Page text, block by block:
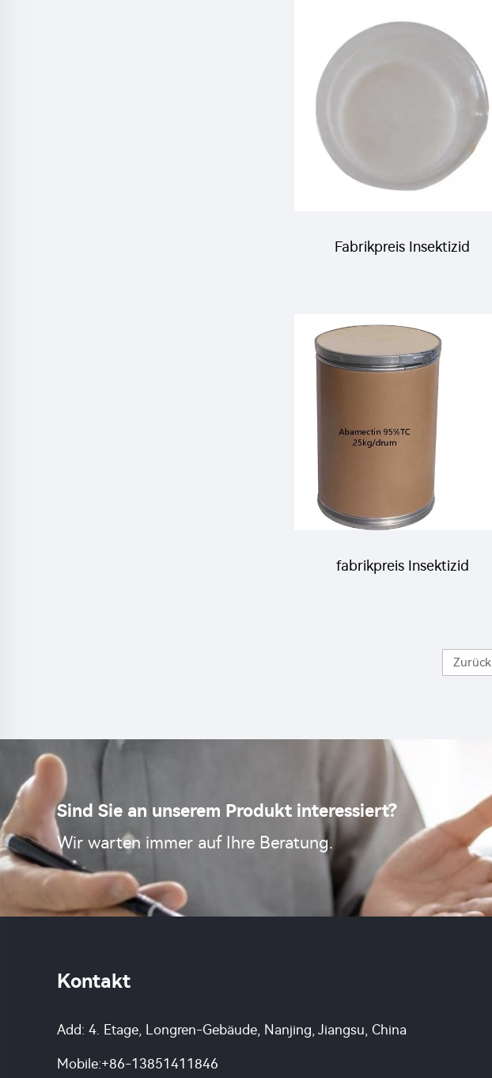
Cyhalothrin + 14.1%
Thiamethoxam SC
Fabrikpreis Insektizid
Cyfluthrin + 240g/L
Chlorfenapyr SC mit hoher
Qualität
fabrikpreis Insektizid
Abamectin 95%TC mit hoher
Zurück
Sind Sie an unserem Produkt interessiert?
Wir warten immer auf Ihre Beratung.
Kontakt
Add: 4. Etage, Longren-Gebäude, Nanjing, Jiangsu, China
Mobile:+86-13851411846